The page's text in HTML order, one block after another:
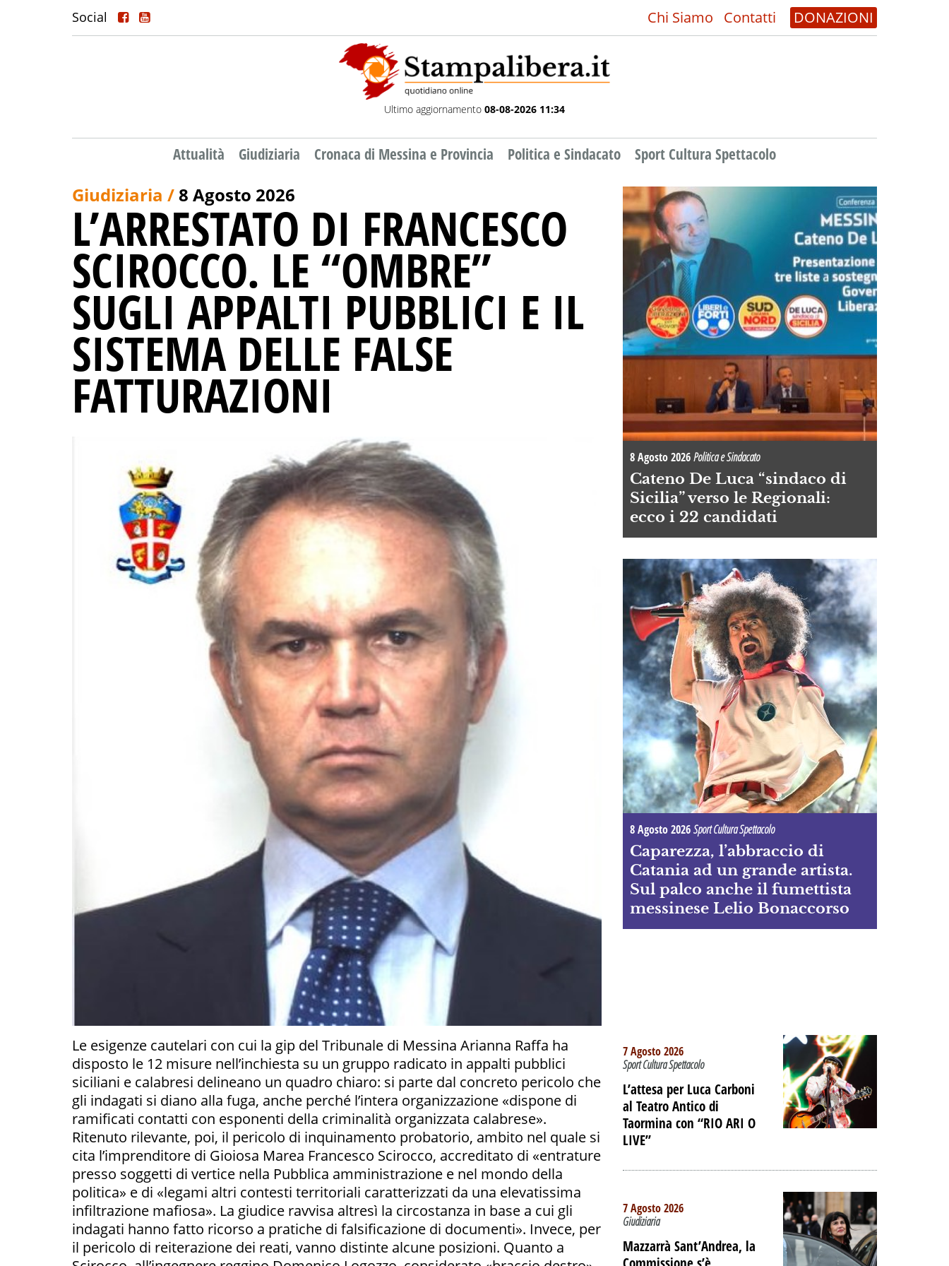
Social Chi Siamo Contatti DONAZIONI
Ultimo aggiornamento 08-08-2026 11:34
Attualità Giudiziaria Cronaca di Messina e Provincia Politica e Sindacato Sport Cultura Spettacolo
Giudiziaria /8 Agosto 2026
L’ARRESTATO DI FRANCESCO
SCIROCCO. LE “OMBRE”
SUGLI APPALTI PUBBLICI E IL
SISTEMA DELLE FALSE
FATTURAZIONI
Le esigenze cautelari con cui la gip del Tribunale di Messina Arianna Raffa ha
disposto le 12 misure nell’inchiesta su un gruppo radicato in appalti pubblici
siciliani e calabresi delineano un quadro chiaro: si parte dal concreto pericolo che
gli indagati si diano alla fuga, anche perché l’intera organizzazione «dispone di
ramificati contatti con esponenti della criminalità organizzata calabrese».
Ritenuto rilevante, poi, il pericolo di inquinamento probatorio, ambito nel quale si
cita l’imprenditore di Gioiosa Marea Francesco Scirocco, accreditato di «entrature
presso soggetti di vertice nella Pubblica amministrazione e nel mondo della
politica» e di «legami altri contesti territoriali caratterizzati da una elevatissima
infiltrazione mafiosa». La giudice ravvisa altresì la circostanza in base a cui gli
indagati hanno fatto ricorso a pratiche di falsificazione di documenti». Invece, per
il pericolo di reiterazione dei reati, vanno distinte alcune posizioni. Quanto a
8 Agosto 2026Politica e Sindacato
Cateno De Luca “sindaco di
Sicilia” verso le Regionali:
ecco i 22 candidati
8 Agosto 2026Sport Cultura Spettacolo
Caparezza, l’abbraccio di
Catania ad un grande artista.
Sul palco anche il fumettista
messinese Lelio Bonaccorso
7 Agosto 2026
Sport Cultura Spettacolo
L’attesa per Luca Carboni
al Teatro Antico di
Taormina con “RIO ARI O
LIVE”
7 Agosto 2026
Giudiziaria
Mazzarrà Sant’Andrea, la